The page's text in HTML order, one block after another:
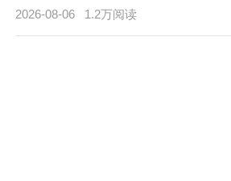
2026-08-06 1.2万阅读